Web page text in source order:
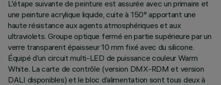
L'étape suivante de peinture est assurée avec un primaire et
une peinture acrylique liquide, cuite à 150° apportant une
haute résistance aux agents atmosphériques et aux
ultraviolets. Groupe optique fermé en partie supérieure par un
verre transparent épaisseur 10 mm fixé avec du silicone.
Équipé d’un circuit multi-LED de puissance couleur Warm
White. La carte de contrôle (version DMX-RDM et version
DALI disponibles) et le bloc d’alimentation sont tous deux à